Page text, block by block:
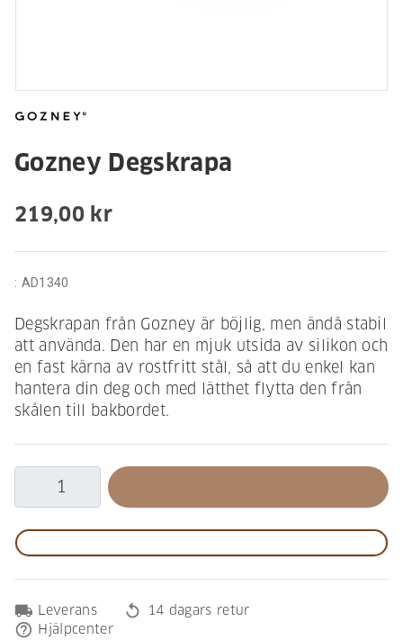
Gozney Degskrapa
219,00 kr
: AD1340
Degskrapan från Gozney är böjlig, men ändå stabil
att använda. Den har en mjuk utsida av silikon och
en fast kärna av rostfritt stål, så att du enkel kan
hantera din deg och med lätthet flytta den från
skålen till bakbordet.
local_shipping Leverans replay 14 dagars retur
help_outline Hjälpcenter